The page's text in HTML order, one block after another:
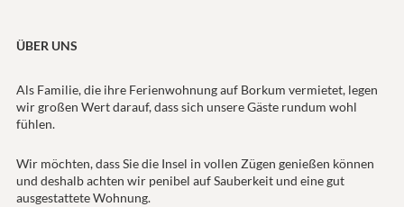
ÜBER UNS
Als Familie, die ihre Ferienwohnung auf Borkum vermietet, legen
wir großen Wert darauf, dass sich unsere Gäste rundum wohl
fühlen.
Wir möchten, dass Sie die Insel in vollen Zügen genießen können
und deshalb achten wir penibel auf Sauberkeit und eine gut
ausgestattete Wohnung.